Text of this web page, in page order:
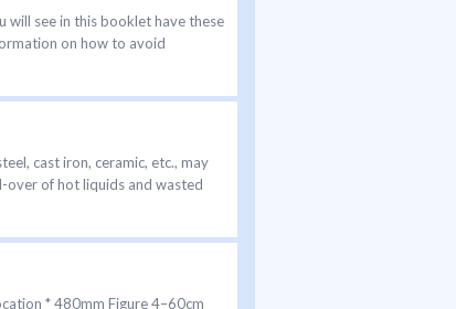
will see in this booklet have these
on how to avoid
cast iron, ceramic, etc., may
over of hot liquids and wasted
* 480mm Figure 4–60cm